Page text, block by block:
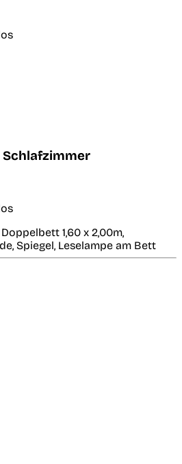
1,60 x 2,00m,
Spiegel, Leselampe am Bett